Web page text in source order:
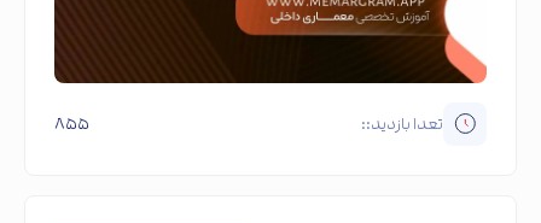
تعدا بازدید:: ۸۵۵